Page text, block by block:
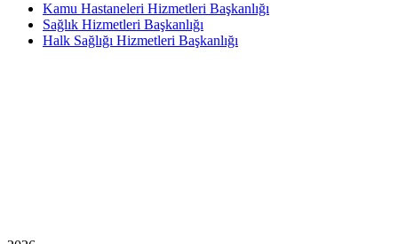
Kamu Hastaneleri Hizmetleri Başkanlığı
Sağlık Hizmetleri Başkanlığı
Halk Sağlığı Hizmetleri Başkanlığı